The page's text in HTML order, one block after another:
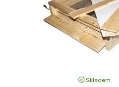
Skladem